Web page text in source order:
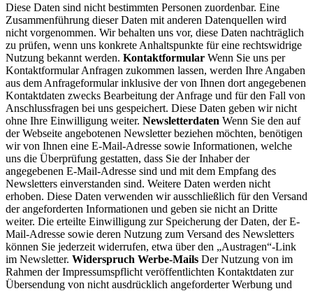
Diese Daten sind nicht bestimmten Personen zuordenbar. Eine
Zusammenführung dieser Daten mit anderen Datenquellen wird
nicht vorgenommen. Wir behalten uns vor, diese Daten nachträglich
zu prüfen, wenn uns konkrete Anhaltspunkte für eine rechtswidrige
Nutzung bekannt werden. Kontaktformular Wenn Sie uns per
Kontaktformular Anfragen zukommen lassen, werden Ihre Angaben
aus dem Anfrageformular inklusive der von Ihnen dort angegebenen
Kontaktdaten zwecks Bearbeitung der Anfrage und für den Fall von
Anschlussfragen bei uns gespeichert. Diese Daten geben wir nicht
ohne Ihre Einwilligung weiter. Newsletterdaten Wenn Sie den auf
der Webseite angebotenen Newsletter beziehen möchten, benötigen
wir von Ihnen eine E-Mail-Adresse sowie Informationen, welche
uns die Überprüfung gestatten, dass Sie der Inhaber der
angegebenen E-Mail-Adresse sind und mit dem Empfang des
Newsletters einverstanden sind. Weitere Daten werden nicht
erhoben. Diese Daten verwenden wir ausschließlich für den Versand
der angeforderten Informationen und geben sie nicht an Dritte
weiter. Die erteilte Einwilligung zur Speicherung der Daten, der E-
Mail-Adresse sowie deren Nutzung zum Versand des Newsletters
können Sie jederzeit widerrufen, etwa über den „Austragen“-Link
im Newsletter. Widerspruch Werbe-Mails Der Nutzung von im
Rahmen der Impressumspflicht veröffentlichten Kontaktdaten zur
Übersendung von nicht ausdrücklich angeforderter Werbung und